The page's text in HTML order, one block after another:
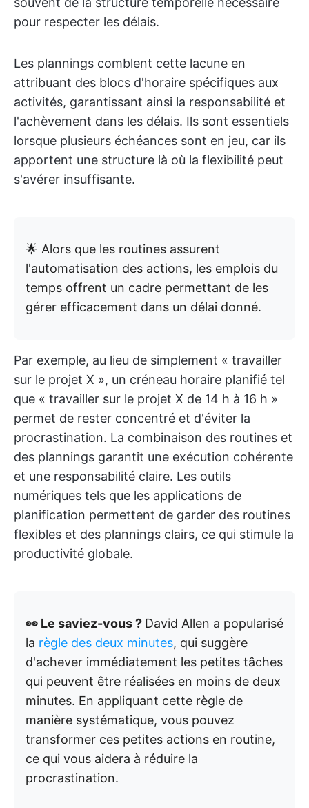
pour respecter les délais.
Les plannings comblent cette lacune en
attribuant des blocs d'horaire spécifiques aux
activités, garantissant ainsi la responsabilité et
l'achèvement dans les délais. Ils sont essentiels
lorsque plusieurs échéances sont en jeu, car ils
apportent une structure là où la flexibilité peut
s'avérer insuffisante.
🌟 Alors que les routines assurent
l'automatisation des actions, les emplois du
temps offrent un cadre permettant de les
gérer efficacement dans un délai donné.
Par exemple, au lieu de simplement « travailler
sur le projet X », un créneau horaire planifié tel
que « travailler sur le projet X de 14 h à 16 h »
permet de rester concentré et d'éviter la
procrastination. La combinaison des routines et
des plannings garantit une exécution cohérente
et une responsabilité claire. Les outils
numériques tels que les applications de
planification permettent de garder des routines
flexibles et des plannings clairs, ce qui stimule la
productivité globale.
👀 Le saviez-vous ? David Allen a popularisé
la règle des deux minutes, qui suggère
d'achever immédiatement les petites tâches
qui peuvent être réalisées en moins de deux
minutes. En appliquant cette règle de
manière systématique, vous pouvez
transformer ces petites actions en routine,
ce qui vous aidera à réduire la
procrastination.